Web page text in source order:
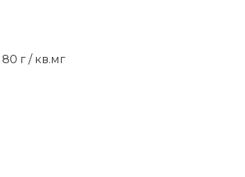
г / кв.мг